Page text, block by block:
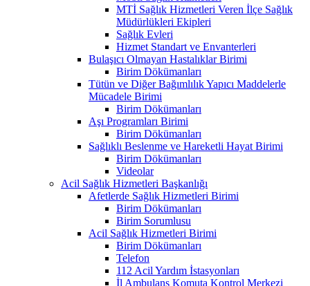
MTİ Sağlık Hizmetleri Veren İlçe Sağlık
Müdürlükleri Ekipleri
Sağlık Evleri
Hizmet Standart ve Envanterleri
Bulaşıcı Olmayan Hastalıklar Birimi
Birim Dökümanları
Tütün ve Diğer Bağımlılık Yapıcı Maddelerle
Mücadele Birimi
Birim Dökümanları
Aşı Programları Birimi
Birim Dökümanları
Sağlıklı Beslenme ve Hareketli Hayat Birimi
Birim Dökümanları
Videolar
Acil Sağlık Hizmetleri Başkanlığı
Afetlerde Sağlık Hizmetleri Birimi
Birim Dökümanları
Birim Sorumlusu
Acil Sağlık Hizmetleri Birimi
Birim Dökümanları
Telefon
112 Acil Yardım İstasyonları
İl Ambulans Komuta Kontrol Merkezi